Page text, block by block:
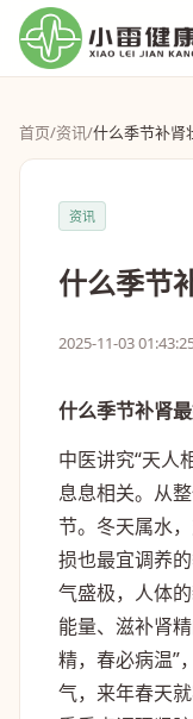
首页/资讯/什么季节补肾
资讯
什么季节
2025-11-03
什么季节补肾
中医讲究“天人
息息相关。从
节。冬天属水
损也最宜调养
气盛极，人体
能量、滋补肾
精，春必病温”
气，来年春天